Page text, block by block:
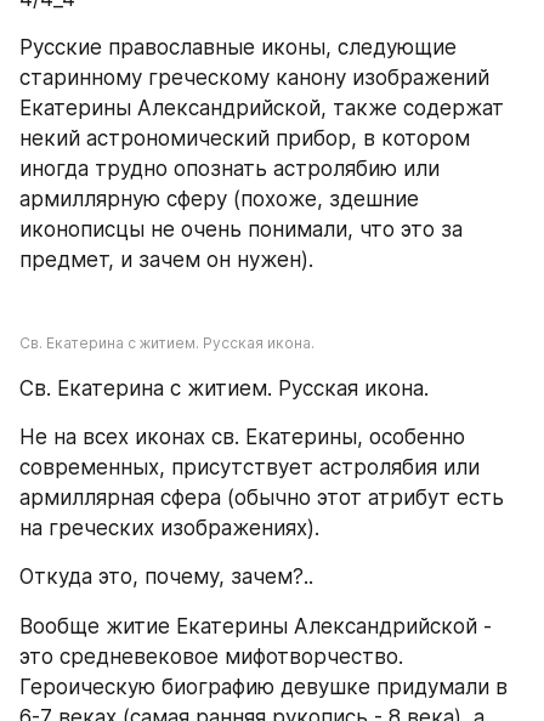
Русские православные иконы, следующие
старинному греческому канону изображений
Екатерины Александрийской, также содержат
некий астрономический прибор, в котором
иногда трудно опознать астролябию или
армиллярную сферу (похоже, здешние
иконописцы не очень понимали, что это за
предмет, и зачем он нужен).
Св. Екатерина с житием. Русская икона.
Св. Екатерина с житием. Русская икона.
Не на всех иконах св. Екатерины, особенно
современных, присутствует астролябия или
армиллярная сфера (обычно этот атрибут есть
на греческих изображениях).
Откуда это, почему, зачем?..
Вообще житие Екатерины Александрийской -
это средневековое мифотворчество.
Героическую биографию девушке придумали в